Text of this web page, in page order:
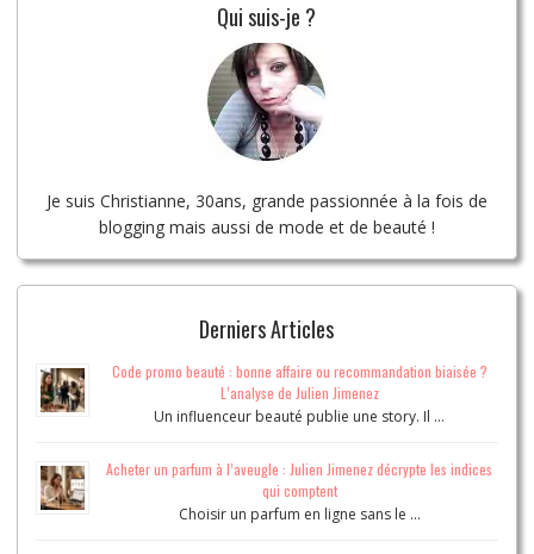
Qui suis-je ?
Je suis Christianne, 30ans, grande passionnée à la fois de
blogging mais aussi de mode et de beauté !
Derniers Articles
Code promo beauté : bonne affaire ou recommandation biaisée ?
L’analyse de Julien Jimenez
Un influenceur beauté publie une story. Il …
Acheter un parfum à l’aveugle : Julien Jimenez décrypte les indices
qui comptent
Choisir un parfum en ligne sans le …